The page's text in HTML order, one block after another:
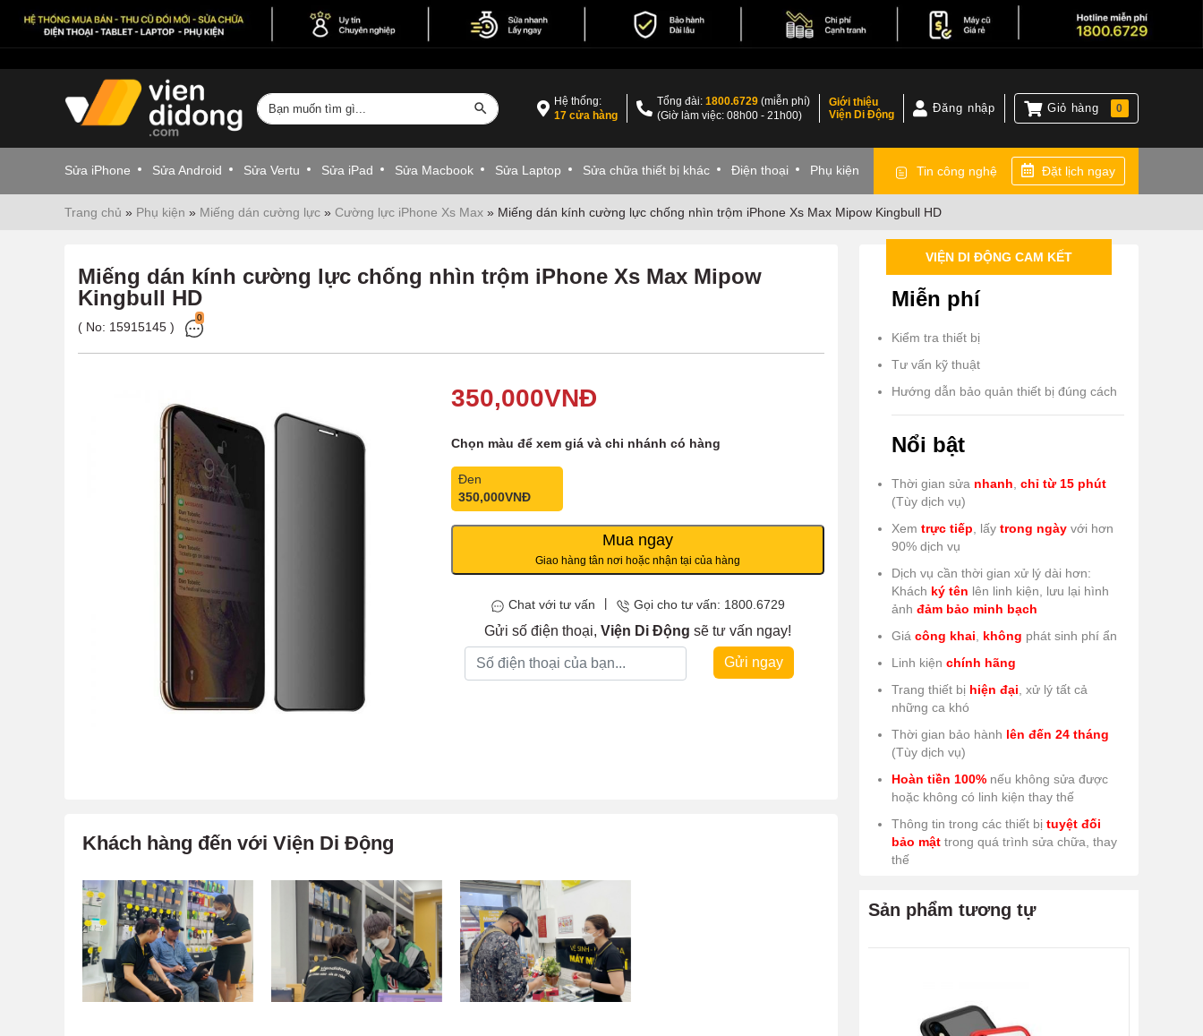
Hệ thống:
17 cửa hàng
Tổng đài:1800.6729 (miễn phí)
(Giờ làm việc: 08h00 - 21h00)
Giới thiệu
Viện Di Động
Đăng nhập Giỏ hàng 0
Sửa iPhone Sửa Android Sửa Vertu Sửa iPad Sửa Macbook Sửa Laptop Sửa chữa thiết bị khác Điện thoại Phụ kiện Tin công nghệ Đặt lịch ngay
Trang chủ » Phụ kiện » Miếng dán cường lực » Cường lực iPhone Xs Max » Miếng dán kính cường lực chống nhìn trộm iPhone Xs Max Mipow Kingbull HD
Miếng dán kính cường lực chống nhìn trộm iPhone Xs Max Mipow
Kingbull HD
( No: 15915145 )
0
350,000VNĐ
Chọn màu để xem giá và chi nhánh có hàng
Đen
350,000VNĐ
Mua ngay
Giao hàng tân nơi hoặc nhận tại của hàng
Chat với tư vấn Gọi cho tư vấn: 1800.6729
Gửi số điện thoại, Viện Di Động sẽ tư vấn ngay!
Gửi ngay
Khách hàng đến với Viện Di Động
VIỆN DI ĐỘNG CAM KẾT
Miễn phí
Kiểm tra thiết bị
Tư vấn kỹ thuật
Hướng dẫn bảo quản thiết bị đúng cách
Nổi bật
Thời gian sửa nhanh chỉ từ 15 phút
(Tùy dịch vụ)
Xem trực tiếp , lấy trong ngày với hơn
90% dịch vụ
Dịch vụ cần thời gian xử lý dài hơn:
Khách ký tên lên linh kiện, lưu lại hình
ảnh đảm bảo minh bạch
Giá công khai không phát sinh phí ẩn
Linh kiện chính hãng
Trang thiết bị hiện đại , xử lý tất cả
những ca khó
Thời gian bảo hành lên đến 24 tháng
(Tùy dịch vụ)
Hoàn tiền 100% nếu không sửa được
hoặc không có linh kiện thay thế
Thông tin trong các thiết bị tuyệt đối
bảo mật trong quá trình sửa chữa, thay
thế
Sản phẩm tương tự